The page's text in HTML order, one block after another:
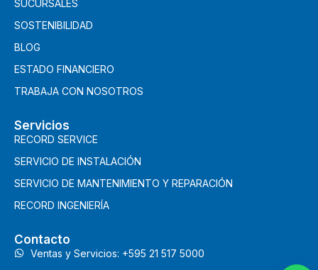
SUCURSALES
SOSTENIBILIDAD
BLOG
ESTADO FINANCIERO
TRABAJA CON NOSOTROS
Servicios
RECORD SERVICE
SERVICIO DE INSTALACIÓN
SERVICIO DE MANTENIMIENTO Y REPARACIÓN
RECORD INGENIERÍA
Contacto
Ventas y Servicios: +595 21 517 5000